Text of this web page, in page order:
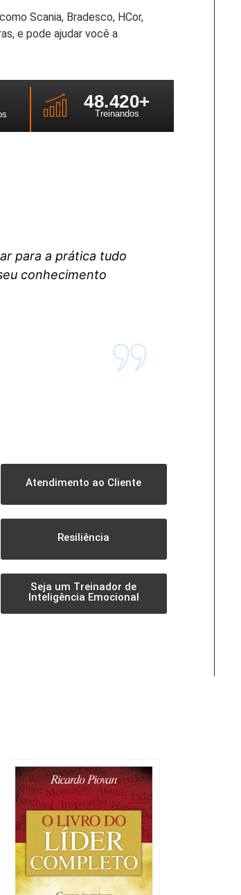
Scania, Bradesco, HCor,
e pode ajudar você a
Treinandos
48.420+
para a prática tudo
conhecimento
Atendimento ao Cliente
Resiliência
Seja um Treinador de
Inteligência Emocional